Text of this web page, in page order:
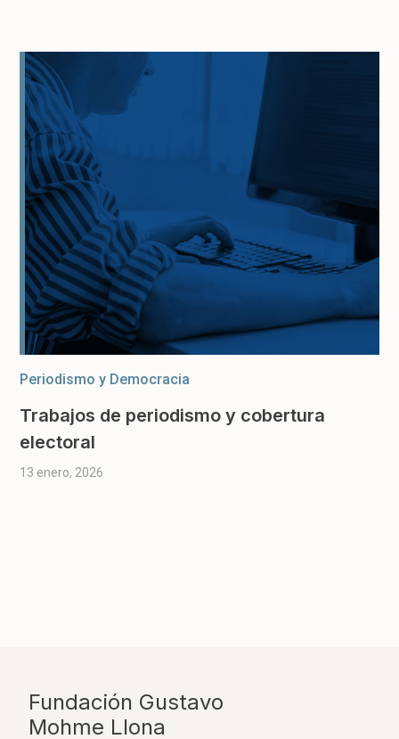
Periodismo y Democracia
Trabajos de periodismo y cobertura
electoral
13 enero, 2026
Fundación Gustavo
Mohme Llona